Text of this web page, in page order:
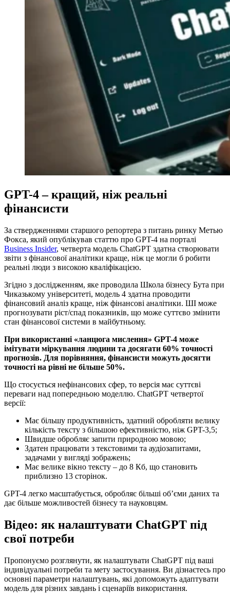
GPT-4 – кращий, ніж реальні
фінансисти
За ствердженнями старшого репортера з питань ринку Метью
Фокса, який опублікував статтю про GPT-4 на порталі
Business Insider, четверта модель ChatGPT здатна створювати
звіти з фінансової аналітики краще, ніж це могли б робити
реальні люди з високою кваліфікацією.
Згідно з дослідженням, яке проводила Школа бізнесу Бута при
Чиказькому університеті, модель 4 здатна проводити
фінансовий аналіз краще, ніж фінансові аналітики. ШІ може
прогнозувати ріст/спад показників, що може суттєво змінити
стан фінансової системи в майбутньому.
При використанні «ланцюга мислення» GPT-4 може
імітувати міркування людини та досягати 60% точності
прогнозів. Для порівняння, фінансисти можуть досягти
точності на рівні не більше 50%.
Що стосується нефінансових сфер, то версія має суттєві
переваги над попередньою моделлю. ChatGPT четвертої
версії:
Має більшу продуктивність, здатний обробляти велику
кількість тексту з більшою ефективністю, ніж GPT-3,5;
Швидше обробляє запити природною мовою;
Здатен працювати з текстовими та аудіозапитами,
задачами у вигляді зображень;
Має велике вікно тексту – до 8 Кб, що становить
приблизно 13 сторінок.
GPT-4 легко масштабується, обробляє більші об’єми даних та
дає більше можливостей бізнесу та науковцям.
Відео: як налаштувати ChatGPT під
свої потреби
Пропонуємо розглянути, як налаштувати ChatGPT під ваші
індивідуальні потреби та мету застосування. Ви дізнаєтесь про
основні параметри налаштувань, які допоможуть адаптувати
модель для різних завдань і сценаріїв використання.